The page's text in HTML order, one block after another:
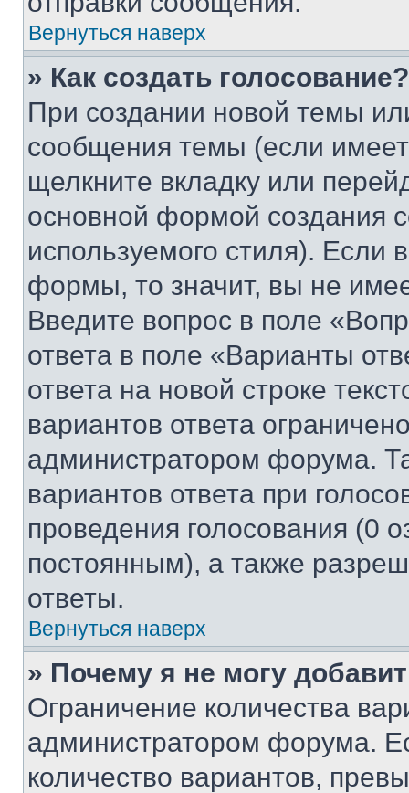
Вернуться наверх
» Как создать голосование?
При создании новой темы
сообщения темы (если
щелкните вкладку или
основной формой создания
используемого стиля). Если
формы, то значит, вы не
Введите вопрос в поле
ответа в поле «Варианты
ответа на новой строке
вариантов ответа
администратором форума.
вариантов ответа при
проведения голосования (0
постоянным), а также
ответы.
Вернуться наверх
» Почему я не могу
Ограничение количества
администратором форума.
количество вариантов,